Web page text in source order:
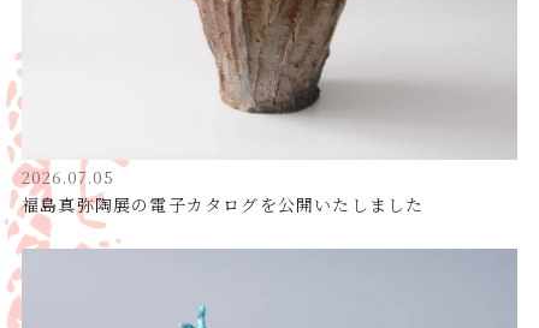
2026.07.05
福島真弥陶展の電子カタログを公開いたしました